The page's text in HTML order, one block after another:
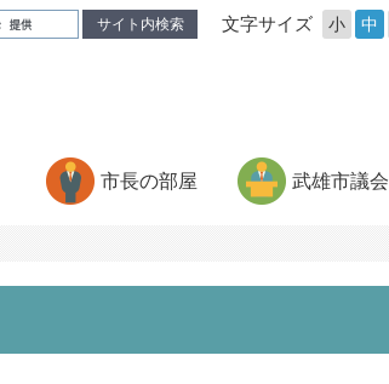
サイト内検索 文字サイズ 小 中
市長の部屋 武雄市議会